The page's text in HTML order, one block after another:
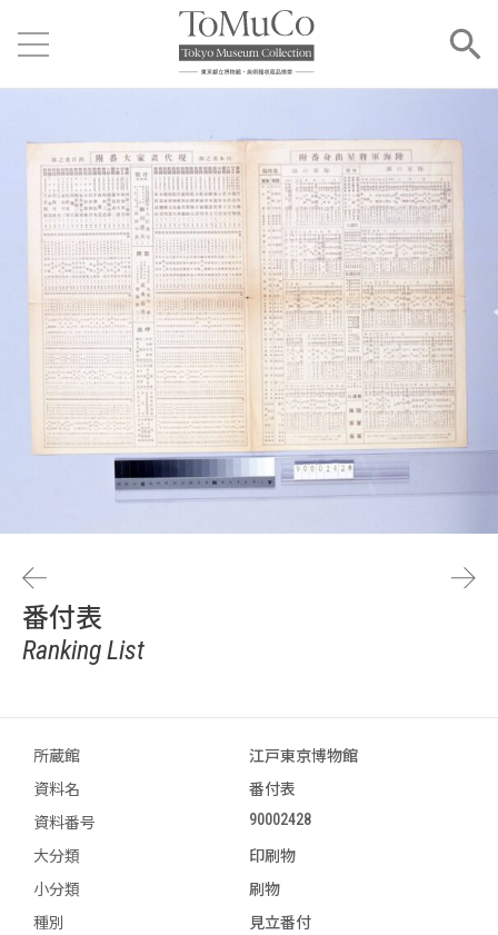
番付表
Ranking List
所蔵館
江戸東京博物館
資料名
番付表
資料番号
90002428
大分類
印刷物
小分類
刷物
種別
見立番付